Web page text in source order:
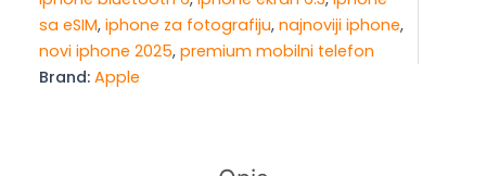
sa eSIM, iphone za fotografiju, najnoviji iphone,
novi iphone 2025, premium mobilni telefon
Brand: Apple